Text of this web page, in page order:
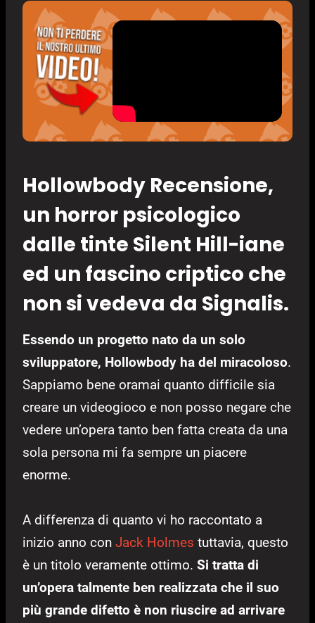
Hollowbody Recensione,
un horror psicologico
dalle tinte Silent Hill-iane
ed un fascino criptico che
non si vedeva da Signalis.
Essendo un progetto nato da un solo
sviluppatore, Hollowbody ha del miracoloso.
Sappiamo bene oramai quanto difficile sia
creare un videogioco e non posso negare che
vedere un’opera tanto ben fatta creata da una
sola persona mi fa sempre un piacere
enorme.
A differenza di quanto vi ho raccontato a
inizio anno con Jack Holmes tuttavia, questo
è un titolo veramente ottimo. Si tratta di
un’opera talmente ben realizzata che il suo
più grande difetto è non riuscire ad arrivare